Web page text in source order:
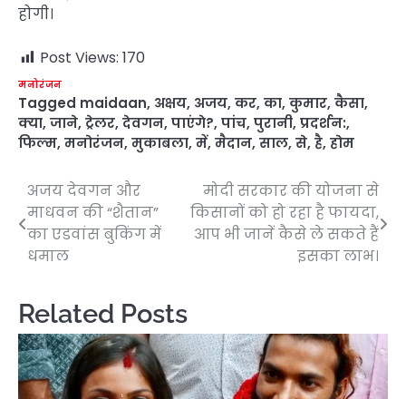
होगी।
Post Views: 170
मनोरंजन
Tagged maidaan, अक्षय, अजय, कर, का, कुमार, कैसा,
क्या, जाने, ट्रेलर, देवगन, पाएंगे?, पांच, पुरानी, प्रदर्शन:,
फिल्म, मनोरंजन, मुकाबला, में, मैदान, साल, से, है, होम
Post
navigation
अजय देवगन और
माधवन की “शैतान”
का एडवांस बुकिंग में
धमाल
मोदी सरकार की योजना से
किसानों को हो रहा है फायदा,
आप भी जानें कैसे ले सकते हैं
इसका लाभ।
Related Posts